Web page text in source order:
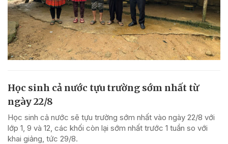
Học sinh cả nước tựu trường sớm nhất từ
ngày 22/8
Học sinh cả nước sẽ tựu trường sớm nhất vào ngày 22/8 với
lớp 1, 9 và 12, các khối còn lại sớm nhất trước 1 tuần so với
khai giảng, tức 29/8.